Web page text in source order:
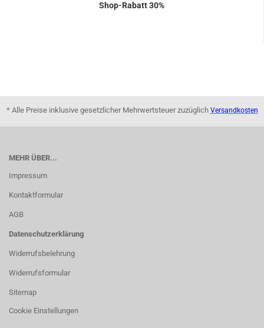
Shop-Rabatt 30%
* Alle Preise inklusive gesetzlicher Mehrwertsteuer zuzüglich Versandkosten
MEHR ÜBER...
Impressum
Kontaktformular
AGB
Datenschutzerklärung
Widerrufsbelehrung
Widerrufsformular
Sitemap
Cookie Einstellungen